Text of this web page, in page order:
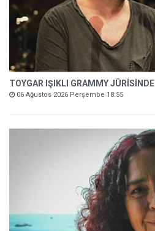
TOYGAR IŞIKLI GRAMMY JÜRİSİNDE
06 Ağustos 2026 Perşembe 18:55